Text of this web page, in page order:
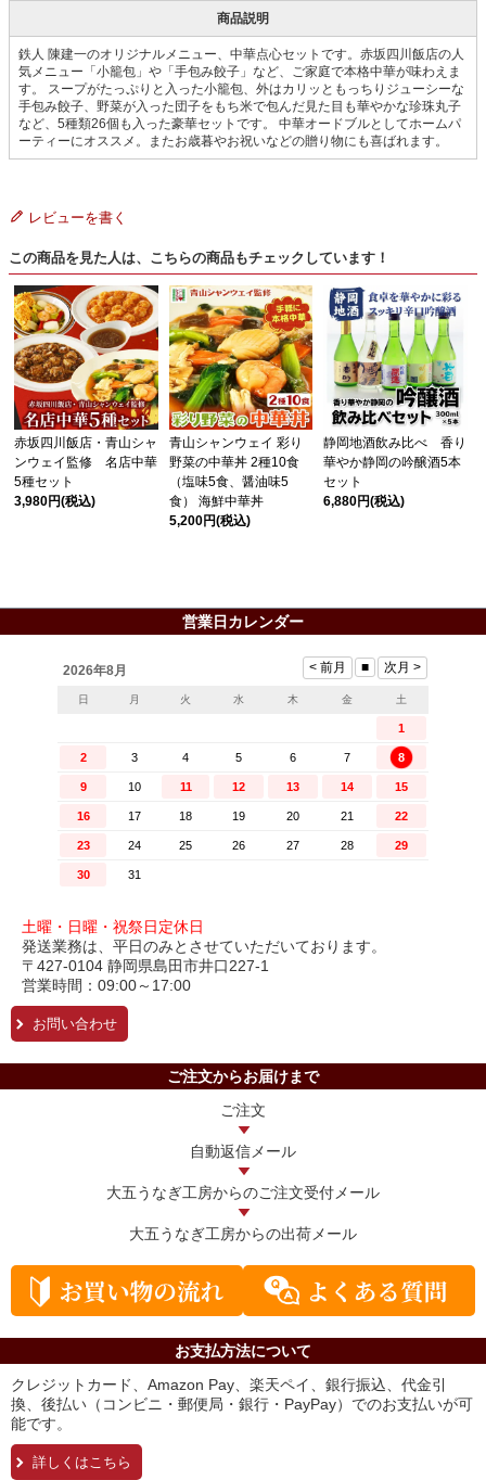
商品説明
鉄人 陳建一のオリジナルメニュー、中華点心セットです。赤坂四川飯店の人
気メニュー「小籠包」や「手包み餃子」など、ご家庭で本格中華が味わえま
す。 スープがたっぷりと入った小籠包、外はカリッともっちりジューシーな
手包み餃子、野菜が入った団子をもち米で包んだ見た目も華やかな珍珠丸子
など、5種類26個も入った豪華セットです。 中華オードブルとしてホームパ
ーティーにオススメ。またお歳暮やお祝いなどの贈り物にも喜ばれます。
レビューを書く
この商品を見た人は、こちらの商品もチェックしています！
赤坂四川飯店・青山シャ
ンウェイ監修 名店中華
5種セット
3,980円(税込)
青山シャンウェイ 彩り
野菜の中華丼 2種10食
（塩味5食、醤油味5
食） 海鮮中華丼
5,200円(税込)
静岡地酒飲み比べ 香り
華やか静岡の吟醸酒5本
セット
6,880円(税込)
営業日カレンダー
土曜・日曜・祝祭日定休日
発送業務は、平日のみとさせていただいております。
〒427-0104 静岡県島田市井口227-1
営業時間：09:00～17:00
お問い合わせ
ご注文からお届けまで
ご注文
自動返信メール
大五うなぎ工房からのご注文受付メール
大五うなぎ工房からの出荷メール
お支払方法について
クレジットカード、Amazon Pay、楽天ペイ、銀行振込、代金引
換、後払い（コンビニ・郵便局・銀行・PayPay）でのお支払いが可
能です。
詳しくはこちら